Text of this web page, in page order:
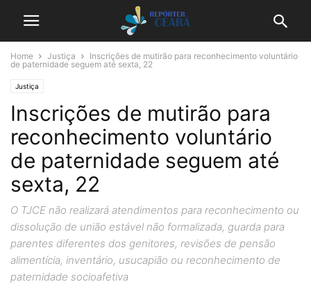
Home Justiça
Inscrições de mutirão para reconhecimento voluntário
de paternidade seguem até sexta, 22
Justiça
Inscrições de mutirão para
reconhecimento voluntário
de paternidade seguem até
sexta, 22
O TJCE não realizará atendimentos para reconhecimento ou
dissolução de união estável não formalizada, guarda para
parentes diferentes dos genitores, revisões de pensão
alimentícia, inventário, usucapião ou reconhecimento de
paternidade socioafetiva